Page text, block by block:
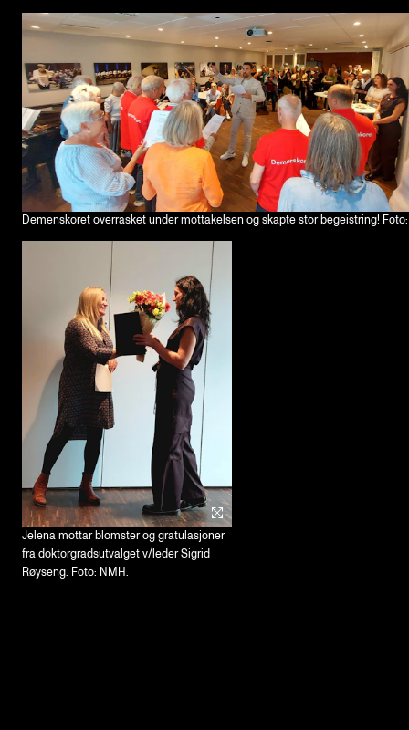
Demenskoret overrasket under mottakelsen og skapte stor begeistring!
Jelena mottar blomster og gratulasjoner
fra doktorgradsutvalget v/leder Sigrid
Røyseng. Foto: NMH.